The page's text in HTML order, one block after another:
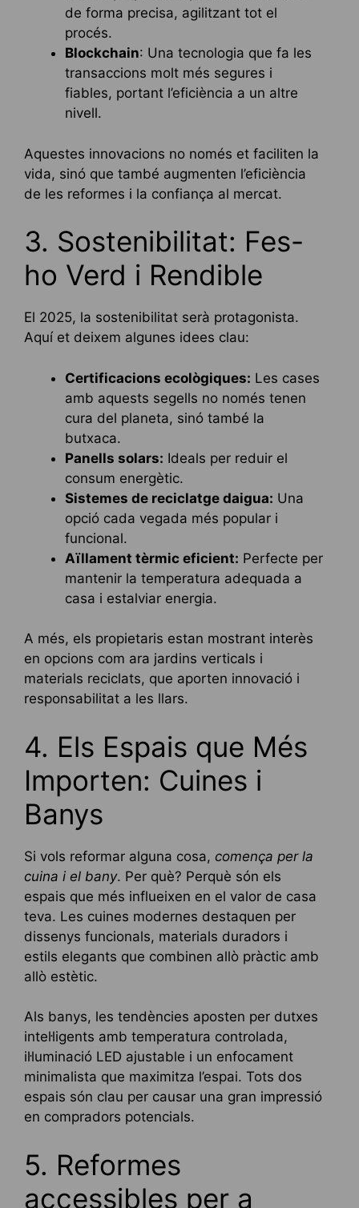
de forma precisa, agilitzant tot el
procés.
Blockchain: Una tecnologia que fa les
transaccions molt més segures i
fiables, portant l’eficiència a un altre
nivell.
Aquestes innovacions no només et faciliten la
vida, sinó que també augmenten l’eficiència
de les reformes i la confiança al mercat.
3. Sostenibilitat: Fes-
ho Verd i Rendible
El 2025, la sostenibilitat serà protagonista.
Aquí et deixem algunes idees clau:
Certificacions ecològiques: Les cases
amb aquests segells no només tenen
cura del planeta, sinó també la
butxaca.
Panells solars: Ideals per reduir el
consum energètic.
Sistemes de reciclatge daigua: Una
opció cada vegada més popular i
funcional.
Aïllament tèrmic eficient: Perfecte per
mantenir la temperatura adequada a
casa i estalviar energia.
A més, els propietaris estan mostrant interès
en opcions com ara jardins verticals i
materials reciclats, que aporten innovació i
responsabilitat a les llars.
4. Els Espais que Més
Importen: Cuines i
Banys
Si vols reformar alguna cosa, comença per la
cuina i el bany. Per què? Perquè són els
espais que més influeixen en el valor de casa
teva. Les cuines modernes destaquen per
dissenys funcionals, materials duradors i
estils elegants que combinen allò pràctic amb
allò estètic.
Als banys, les tendències aposten per dutxes
intel·ligents amb temperatura controlada,
il·luminació LED ajustable i un enfocament
minimalista que maximitza l’espai. Tots dos
espais són clau per causar una gran impressió
en compradors potencials.
5. Reformes
accessibles per a